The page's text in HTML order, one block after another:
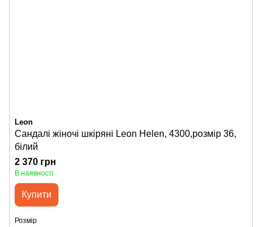
Leon
Сандалі жіночі шкіряні Leon Helen, 4300,розмір 36,
білий
2 370 грн
В наявності
Купити
Розмір